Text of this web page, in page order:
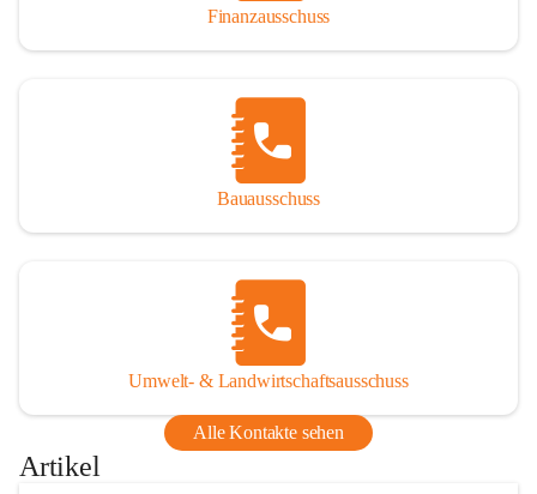
Finanzausschuss
Bauausschuss
Umwelt- & Landwirtschaftsausschuss
Alle Kontakte sehen
Artikel